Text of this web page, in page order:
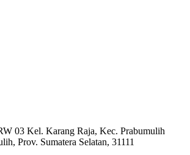
03 Kel. Karang Raja, Kec. Prabumulih
Prov. Sumatera Selatan, 31111